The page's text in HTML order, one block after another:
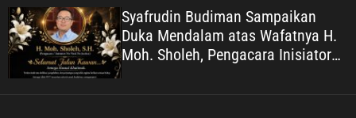
e
Syafrudin Budiman Sampaikan
Duka Mendalam atas Wafatnya H.
Moh. Sholeh, Pengacara Inisiator
“No Viral No Justice”